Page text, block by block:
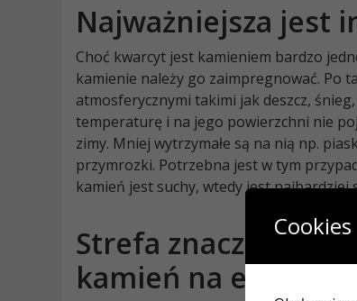
Najważniejsza jest
Choć kwarcyt jest kamieniem bardzo
kamienie należy go zaimpregnować. Po
atmosferycznymi takimi jak deszcz,
temperaturę i na jego powierzchni nie
zimy. Mniej wytrzymałe są na nią np.
przymrozki. Potrzebna jest w tym
kamień jest suchy, wtedy jest najbardziej
Strefa znacznych
kamień na elewacji
Cookies